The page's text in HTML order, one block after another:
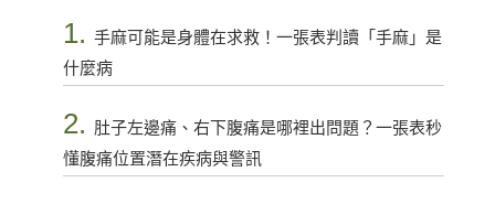
1. 手麻可能是身體在求救！一張表判讀「手麻」是
什麼病
2. 肚子左邊痛、右下腹痛是哪裡出問題？一張表秒
懂腹痛位置潛在疾病與警訊